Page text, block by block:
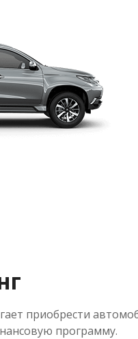
приобрести
программу.